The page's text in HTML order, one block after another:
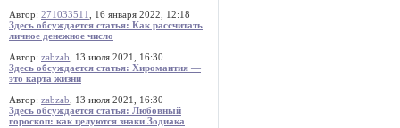
Автор: 271033511
, 16 января 2022, 12:18
Здесь обсуждается статья: Как рассчитать
личное денежное число
Автор: zabzab , 13 июля 2021, 16:30
Здесь обсуждается статья: Хиромантия —
это карта жизни
Автор: zabzab , 13 июля 2021, 16:30
Здесь обсуждается статья: Любовный
гороскоп: как целуются знаки Зодиака